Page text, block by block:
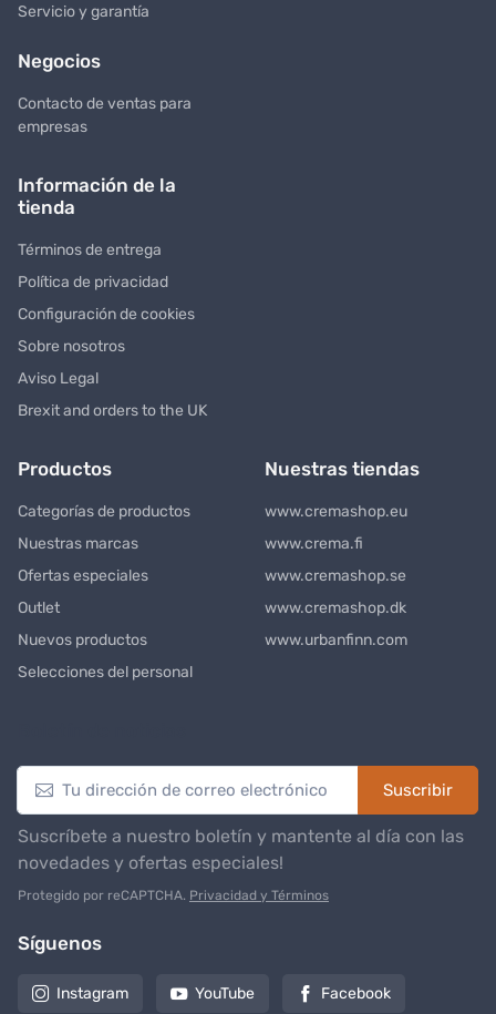
Servicio y garantía
Negocios
Contacto de ventas para
empresas
Información de la
tienda
Términos de entrega
Política de privacidad
Configuración de cookies
Sobre nosotros
Aviso Legal
Brexit and orders to the UK
Productos
Categorías de productos
Nuestras marcas
Ofertas especiales
Outlet
Nuevos productos
Selecciones del personal
Nuestras tiendas
www.cremashop.eu
www.crema.fi
www.cremashop.se
www.cremashop.dk
www.urbanfinn.com
Suscribir
Suscríbete a nuestro boletín y mantente al día con las
novedades y ofertas especiales!
Protegido por reCAPTCHA. Privacidad y Términos
Síguenos
Instagram YouTube Facebook